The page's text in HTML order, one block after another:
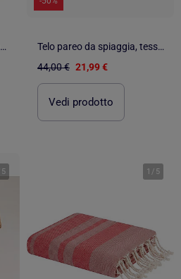
Dragon Ball Super, Asciugamano da Bagno Bambino Stampato 100% Cotone, GOKU e VEGETA
Telo pareo da spiaggia, tessuto in rilievo, fouta - Gamusi.
44,00 € 21,99 €
Vedi prodotto
5 1 / 5